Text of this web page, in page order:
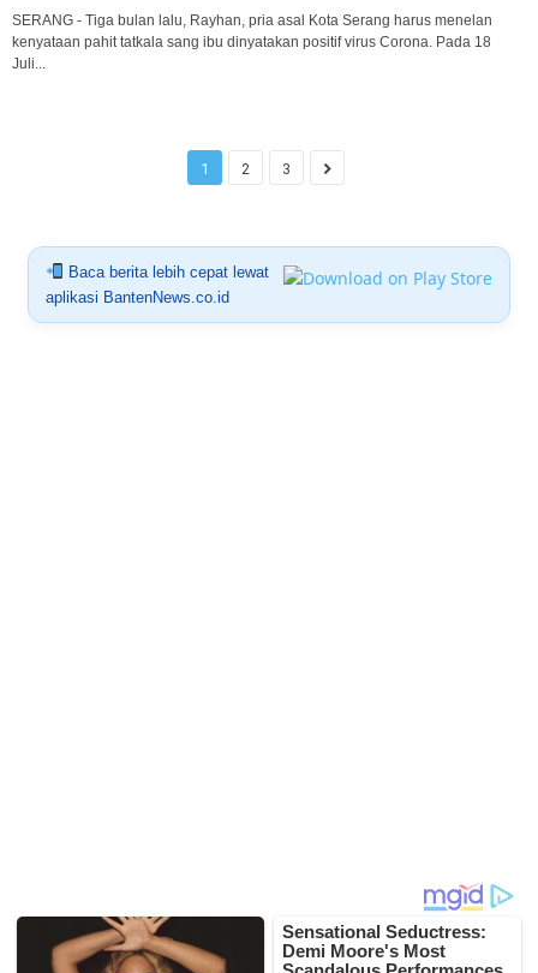
SERANG - Tiga bulan lalu, Rayhan, pria asal Kota Serang harus menelan
kenyataan pahit tatkala sang ibu dinyatakan positif virus Corona. Pada 18
Juli...
1 2 3
Baca berita lebih cepat lewat
aplikasi BantenNews.co.id